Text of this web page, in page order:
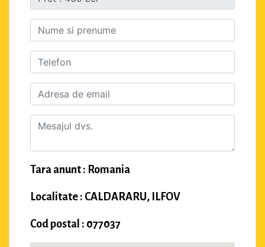
Tara anunt : Romania
Localitate : CALDARARU, ILFOV
Cod postal : 077037